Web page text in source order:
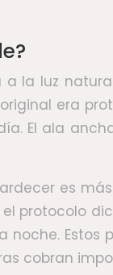
la luz
era
El ala
es
protocolo
Estos
cobran